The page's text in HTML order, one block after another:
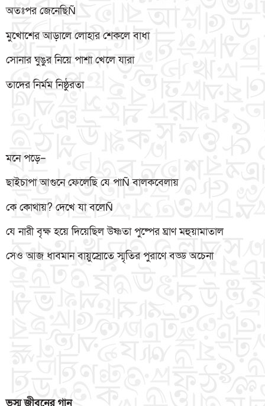
অতঃপর জেনেছিÑ
মুখোশের আড়ালে লোহার শেকলে বাধা
সোনার ঘুঙুর নিয়ে পাশা খেলে যারা
তাদের নির্মম নিষ্ঠুরতা
মনে পড়ে–
ছাইচাপা আগুনে ফেলেছি যে পাÑ বালকবেলায়
কে কোথায়? দেখে যা বলেÑ
যে নারী বৃক্ষ হয়ে দিয়েছিল উষ্ণতা পুষ্পের ঘ্রাণ মহুয়ামাতাল
সেও আজ ধাবমান বায়ুস্রোতে স্মৃতির পুরাণে বড্ড অচেনা
ভস্ম জীবনের গান